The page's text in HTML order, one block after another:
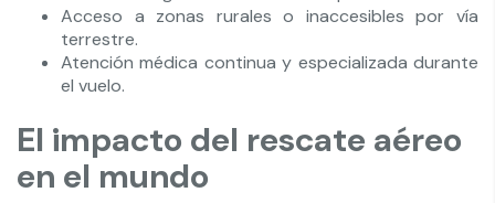
Acceso a zonas rurales o inaccesibles por vía
terrestre.
Atención médica continua y especializada durante
el vuelo.
El impacto del rescate aéreo
en el mundo